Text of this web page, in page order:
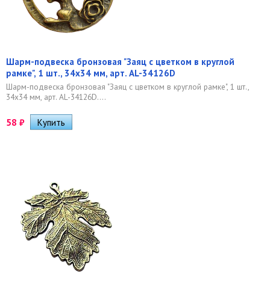
Шарм-подвеска бронзовая "Заяц с цветком в круглой
рамке", 1 шт., 34х34 мм, арт. AL-34126D
Шарм-подвеска бронзовая "Заяц с цветком в круглой рамке", 1 шт.,
34х34 мм, арт. AL-34126D....
58 ₽